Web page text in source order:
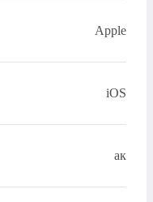
Apple
iOS
ак